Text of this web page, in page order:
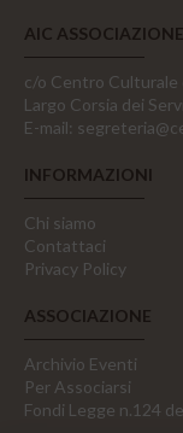
AIC
c/o Centro Culturale
Largo Corsia dei
E-mail:
INFORMAZIONI
Chi siamo
Contattaci
Privacy Policy
ASSOCIAZIONE
Archivio Eventi
Per Associarsi
Fondi Legge n.124